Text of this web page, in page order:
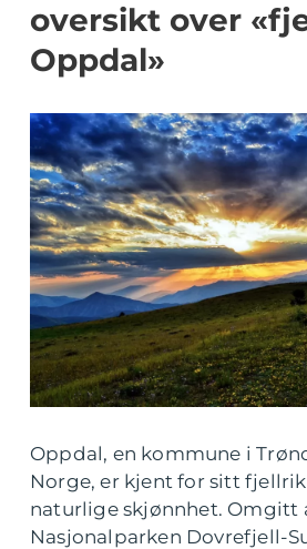
oversikt over
Oppdal»
Oppdal, en kommune i
Norge, er kjent for sitt
naturlige skjønnhet. Omgitt
Nasjonalparken Dovrefjell-